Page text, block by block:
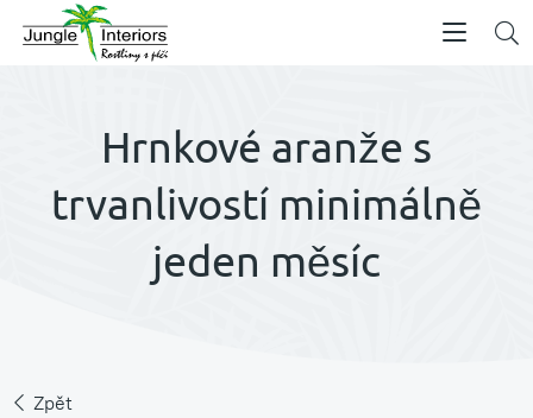
Hrnkové aranže s
trvanlivostí minimálně
jeden měsíc
Zpět